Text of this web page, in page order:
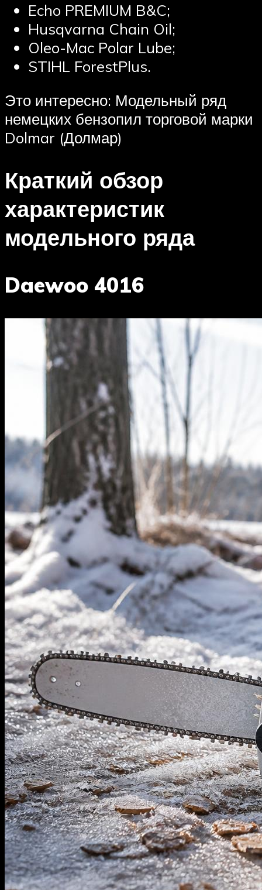
Echo PREMIUM B&C;
Husqvarna Chain Oil;
Oleo-Mac Polar Lube;
STIHL ForestPlus.
Это интересно: Модельный ряд
немецких бензопил торговой марки
Dolmar (Долмар)
Краткий обзор
характеристик
модельного ряда
Daewoo 4016